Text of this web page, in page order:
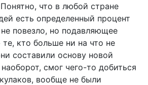
что в любой стране
есть определенный процент
повезло, но подавляющее
кто больше ни на что не
составили основу новой
смог чего-то добиться
вообще не были